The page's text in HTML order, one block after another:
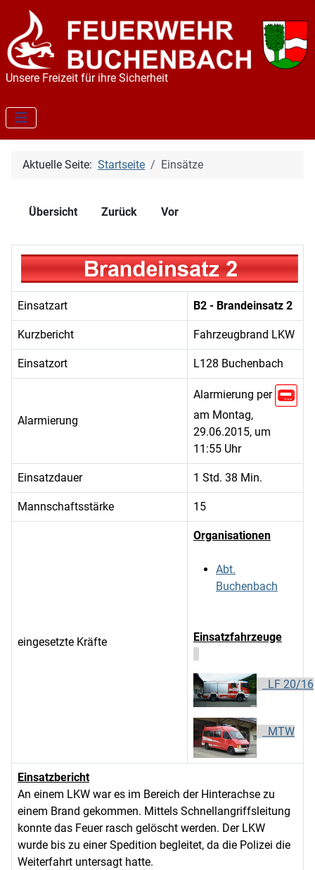
Unsere Freizeit für ihre Sicherheit
Aktuelle Seite: Startseite Einsätze
Übersicht Zurück Vor
Einsatzart B2 - Brandeinsatz 2
Kurzbericht Fahrzeugbrand LKW
Einsatzort L128 Buchenbach
Alarmierung
Alarmierung per
am Montag,
29.06.2015, um
11:55 Uhr
Einsatzdauer 1 Std. 38 Min.
Mannschaftsstärke 15
eingesetzte Kräfte
Organisationen
Abt.
Buchenbach
Einsatzfahrzeuge
LF 20/16
MTW
Einsatzbericht
An einem LKW war es im Bereich der Hinterachse zu
einem Brand gekommen. Mittels Schnellangriffsleitung
konnte das Feuer rasch gelöscht werden. Der LKW
wurde bis zu einer Spedition begleitet, da die Polizei die
Weiterfahrt untersagt hatte.